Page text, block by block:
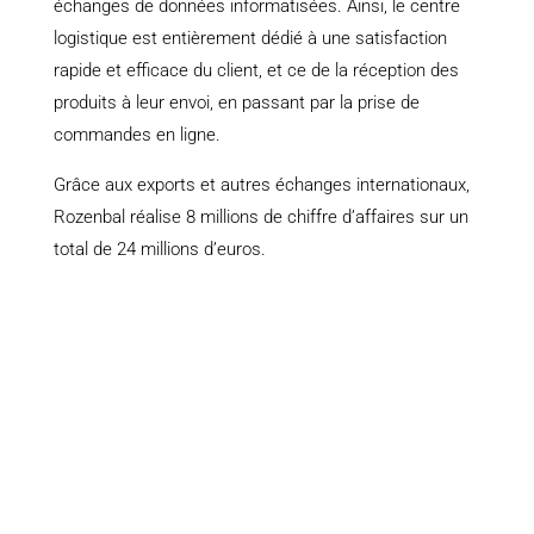
échanges de données informatisées. Ainsi, le centre
logistique est entièrement dédié à une satisfaction
rapide et efficace du client, et ce de la réception des
produits à leur envoi, en passant par la prise de
commandes en ligne.
Grâce aux exports et autres échanges internationaux,
Rozenbal réalise 8 millions de chiffre d’affaires sur un
total de 24 millions d’euros.